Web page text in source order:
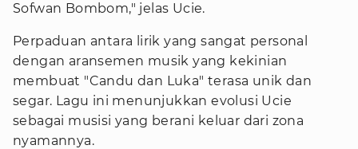
Sofwan Bombom," jelas Ucie.
Perpaduan antara lirik yang sangat personal
dengan aransemen musik yang kekinian
membuat "Candu dan Luka" terasa unik dan
segar. Lagu ini menunjukkan evolusi Ucie
sebagai musisi yang berani keluar dari zona
nyamannya.